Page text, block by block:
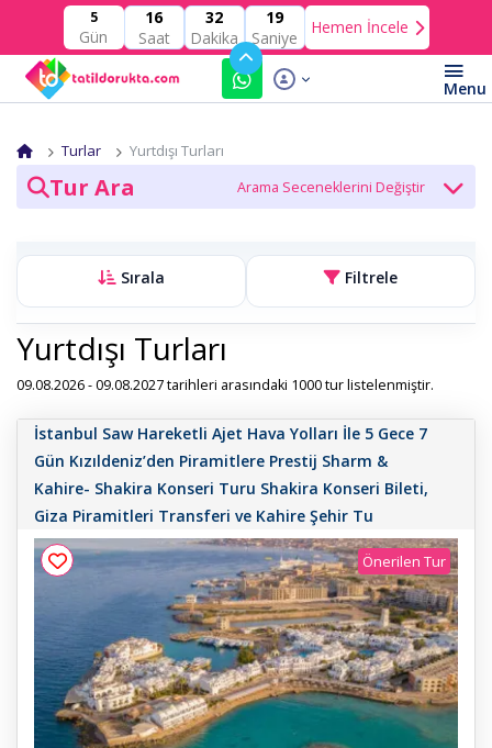
5
Gün
16
Saat
32
Dakika
18
Saniye
Hemen İncele
Turlar Yurtdışı Turları
Tur Ara
Tur Ara
Sırala Filtrele
Yurtdışı Turları
09.08.2026 - 09.08.2027 tarihleri arasındaki 1000 tur listelenmiştir.
İstanbul Saw Hareketli Ajet Hava Yolları İle 5 Gece 7
Gün Kızıldeniz’den Piramitlere Prestij Sharm &
Kahire- Shakira Konseri Turu Shakira Konseri Bileti,
Giza Piramitleri Transferi ve Kahire Şehir Tu
Önerilen Tur